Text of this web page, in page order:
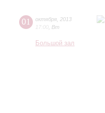
01 октября 2013
17:00 Вт
Большой зал